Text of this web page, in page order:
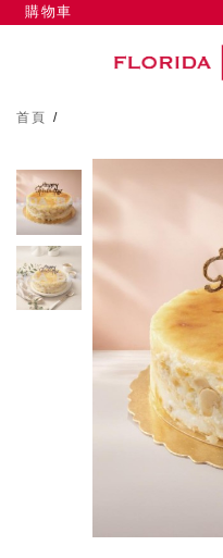
購物車
首頁 /